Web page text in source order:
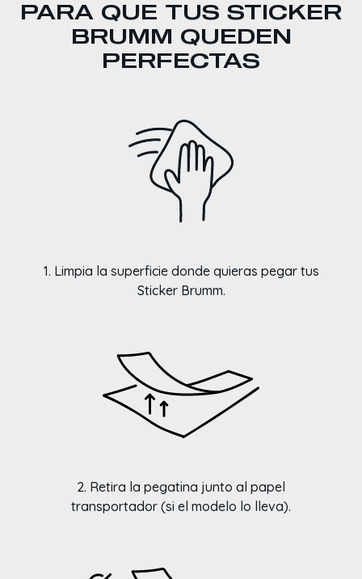
PARA QUE TUS STICKER
BRUMM QUEDEN
PERFECTAS
1. Limpia la superficie donde quieras pegar tus
Sticker Brumm.
2. Retira la pegatina junto al papel
transportador (si el modelo lo lleva).